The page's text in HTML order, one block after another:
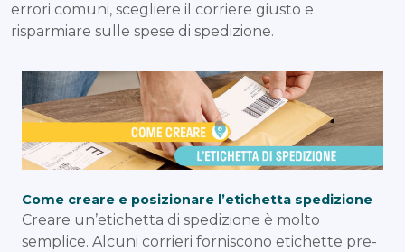
errori comuni, scegliere il corriere giusto e
risparmiare sulle spese di spedizione.
Come creare e posizionare l’etichetta spedizione
Creare un’etichetta di spedizione è molto
semplice. Alcuni corrieri forniscono etichette pre-